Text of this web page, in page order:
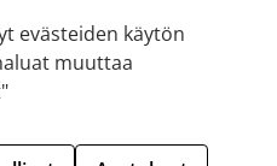
evästeiden käytön
muuttaa